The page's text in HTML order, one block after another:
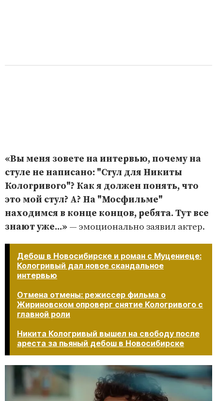
«Вы меня зовете на интервью, почему на
стуле не написано: "Стул для Никиты
Кологривого"? Как я должен понять, что
это мой стул? А? На "Мосфильме"
находимся в конце концов, ребята. Тут все
знают уже...» — эмоционально заявил актер.
Дебош в Новосибирске и роман с Муцениеце:
Кологривый дал новое скандальное
интервью
Отмена отмены: режиссер фильма о
Жириновском опроверг снятие Кологривого с
главной роли
Никита Кологривый вышел на свободу после
ареста за пьяный дебош в Новосибирске​​​​​​​